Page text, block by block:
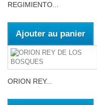
REGIMIENTO...
Ajouter au panier
ORION REY...